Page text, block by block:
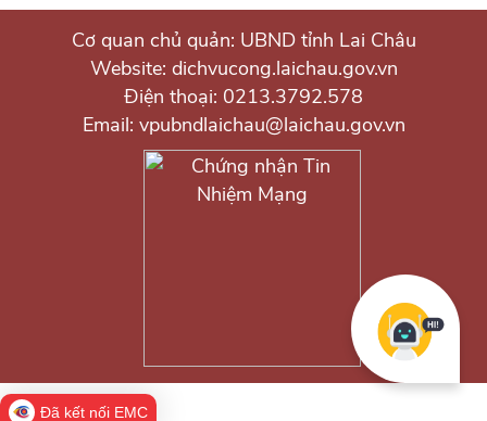
Cơ quan chủ quản: UBND tỉnh Lai Châu
Website: dichvucong.laichau.gov.vn
Điện thoại: 0213.3792.578
Email: vpubndlaichau@laichau.gov.vn
Đã kết nối EMC